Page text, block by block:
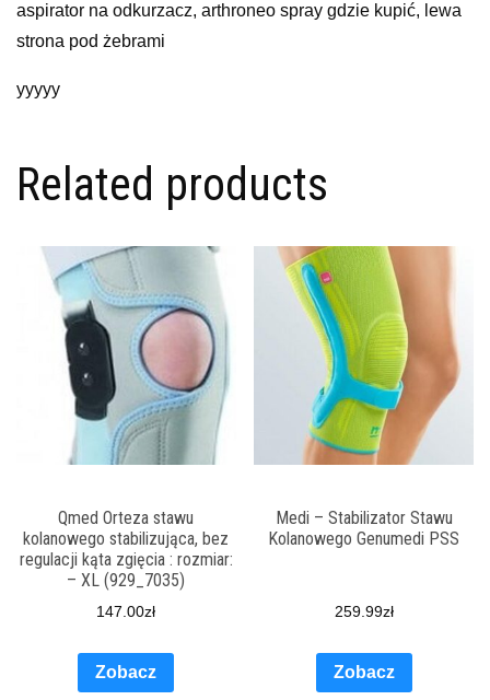
aspirator na odkurzacz, arthroneo spray gdzie kupić, lewa
strona pod żebrami
yyyyy
Related products
Qmed Orteza stawu
kolanowego stabilizująca, bez
regulacji kąta zgięcia : rozmiar:
– XL (929_7035)
147.00zł
Zobacz
Medi – Stabilizator Stawu
Kolanowego Genumedi PSS
259.99zł
Zobacz